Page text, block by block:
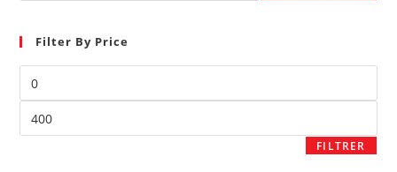
Filter By Price
FILTRER